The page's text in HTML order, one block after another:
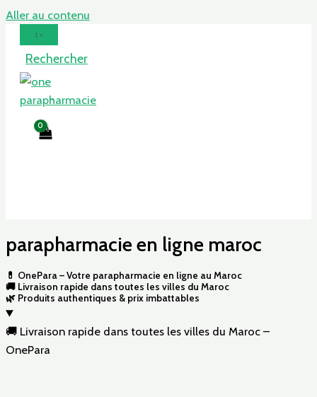
Aller au contenu
Rechercher
parapharmacie en ligne maroc
💊 OnePara – Votre parapharmacie en ligne au Maroc
🚚 Livraison rapide dans toutes les villes du Maroc
🌿 Produits authentiques & prix imbattables
🚚 Livraison rapide dans toutes les villes du Maroc –
OnePara